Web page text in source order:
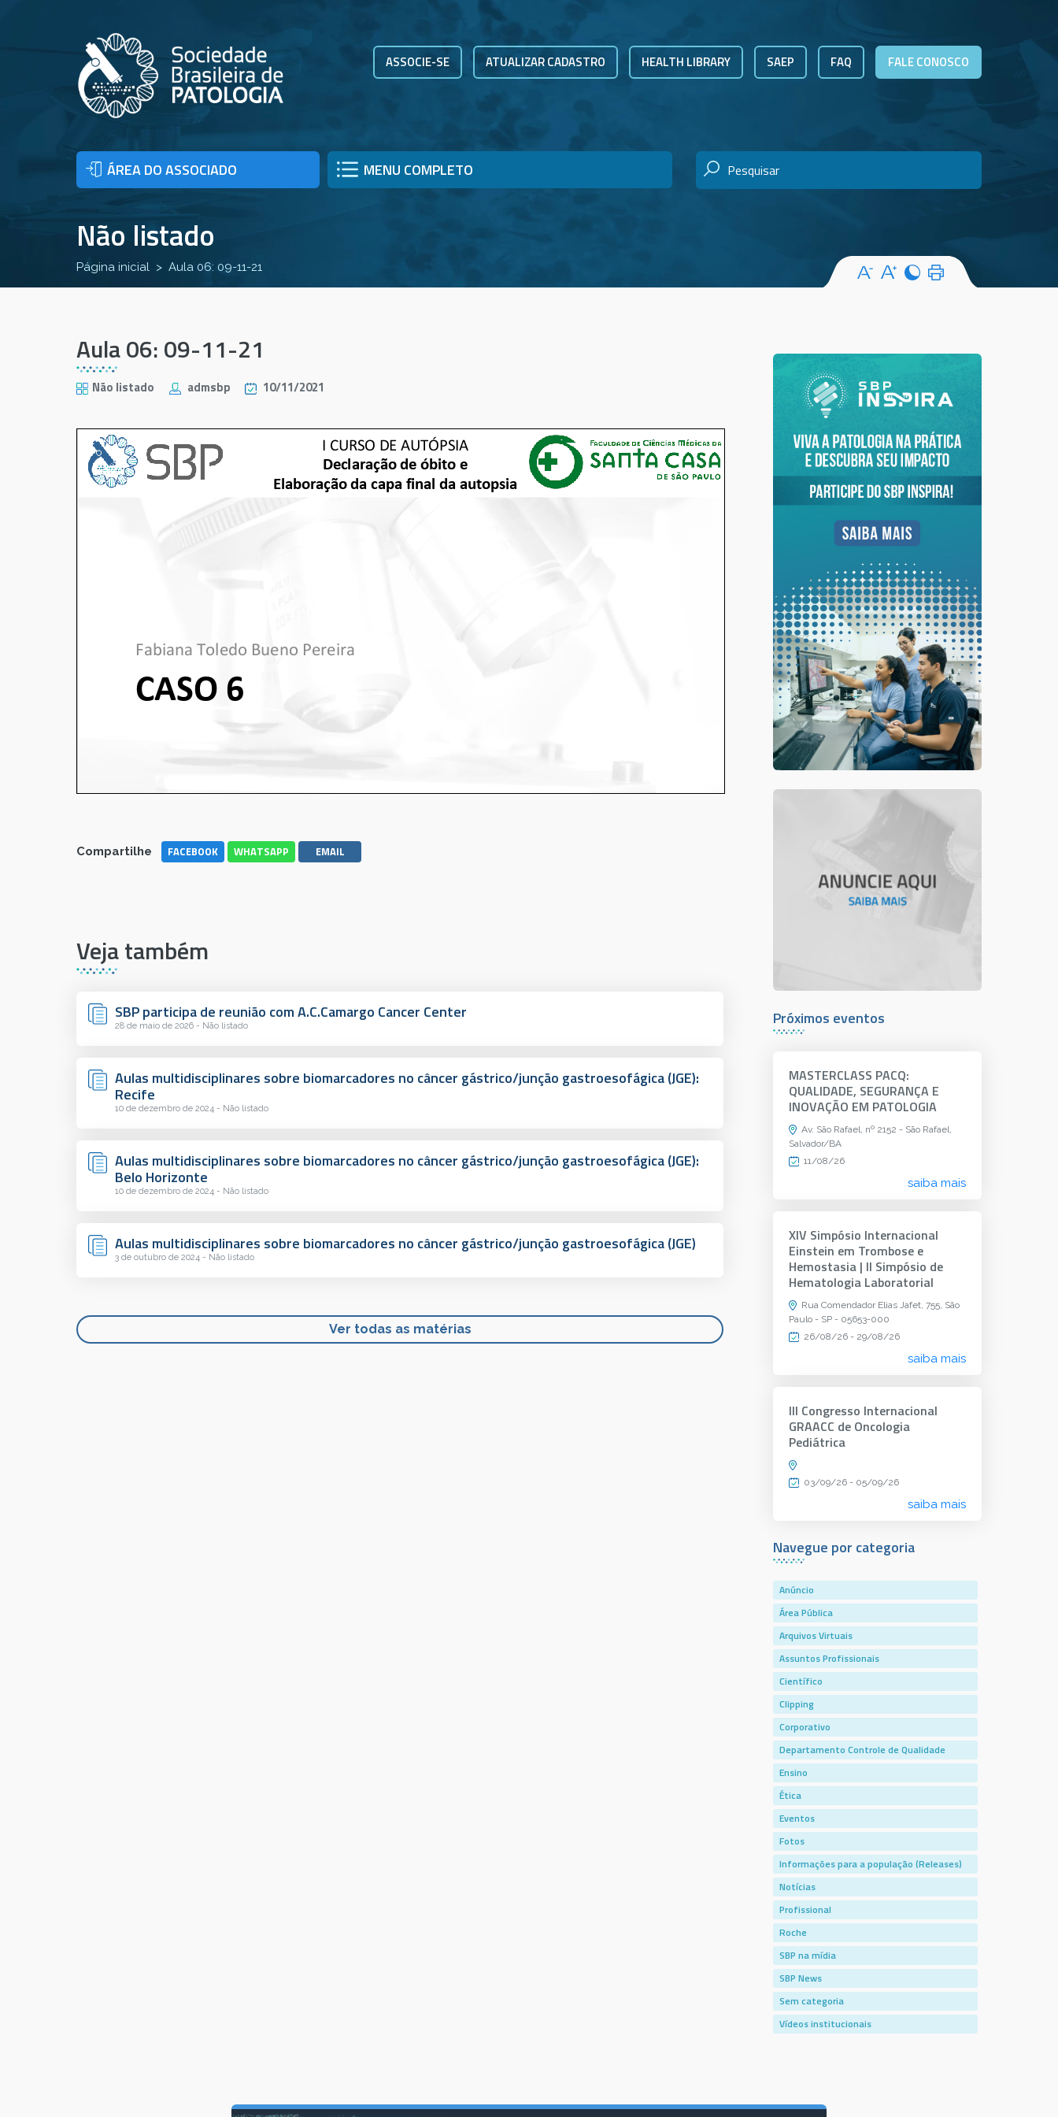
ASSOCIE-SE ATUALIZAR CADASTRO HEALTH LIBRARY SAEP FAQ FALE CONOSCO
ÁREA DO ASSOCIADO MENU COMPLETO
Não listado
Página inicial Aula 06: 09-11-21
Aula 06: 09-11-21
Não listado admsbp 10/11/2021
Compartilhe FACEBOOK WHATSAPP EMAIL
Veja também
SBP participa de reunião com A.C.Camargo Cancer Center
28 de maio de 2026 - Não listado
Aulas multidisciplinares sobre biomarcadores no câncer gástrico/junção gastroesofágica (JGE):
Recife
10 de dezembro de 2024 - Não listado
Aulas multidisciplinares sobre biomarcadores no câncer gástrico/junção gastroesofágica (JGE):
Belo Horizonte
10 de dezembro de 2024 - Não listado
Aulas multidisciplinares sobre biomarcadores no câncer gástrico/junção gastroesofágica (JGE)
3 de outubro de 2024 - Não listado
Ver todas as matérias
Navegue por categoria
Anúncio
Área Pública
Arquivos Virtuais
Assuntos Profissionais
Científico
Clipping
Corporativo
Departamento Controle de Qualidade
Ensino
Ética
Eventos
Fotos
Informações para a população (Releases)
Notícias
Profissional
Roche
SBP na mídia
SBP News
Sem categoria
Vídeos institucionais
Próximos eventos
MASTERCLASS PACQ:
QUALIDADE, SEGURANÇA E
INOVAÇÃO EM PATOLOGIA
Av. São Rafael, nº 2152 - São Rafael,
Salvador/BA
11/08/26
saiba mais
XIV Simpósio Internacional
Einstein em Trombose e
Hemostasia | II Simpósio de
Hematologia Laboratorial
Rua Comendador Elias Jafet, 755, São
Paulo - SP - 05653-000
26/08/26 - 29/08/26
saiba mais
III Congresso Internacional
GRAACC de Oncologia
Pediátrica
03/09/26 - 05/09/26
saiba mais